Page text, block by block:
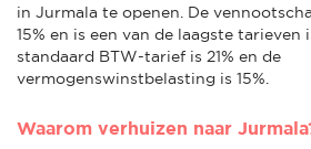
in Jurmala te openen. De
15% en is een van de laagste tarieven
standaard BTW-tarief is 21% en de
vermogenswinstbelasting is 15%.
Waarom verhuizen naar